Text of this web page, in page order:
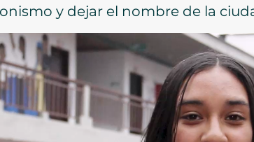
y dejar el nombre de la